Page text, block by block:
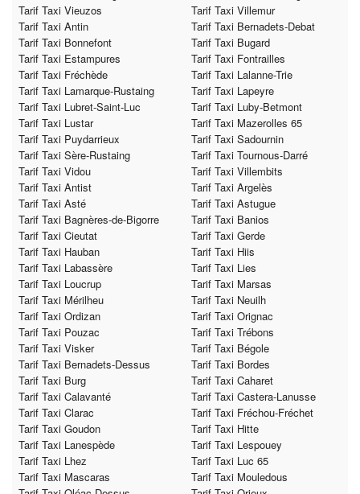
Tarif Taxi Vieuzos
Tarif Taxi Villemur
Tarif Taxi Antin
Tarif Taxi Bernadets-Debat
Tarif Taxi Bonnefont
Tarif Taxi Bugard
Tarif Taxi Estampures
Tarif Taxi Fontrailles
Tarif Taxi Fréchède
Tarif Taxi Lalanne-Trie
Tarif Taxi Lamarque-Rustaing
Tarif Taxi Lapeyre
Tarif Taxi Lubret-Saint-Luc
Tarif Taxi Luby-Betmont
Tarif Taxi Lustar
Tarif Taxi Mazerolles 65
Tarif Taxi Puydarrieux
Tarif Taxi Sadournin
Tarif Taxi Sère-Rustaing
Tarif Taxi Tournous-Darré
Tarif Taxi Vidou
Tarif Taxi Villembits
Tarif Taxi Antist
Tarif Taxi Argelès
Tarif Taxi Asté
Tarif Taxi Astugue
Tarif Taxi Bagnères-de-Bigorre
Tarif Taxi Banios
Tarif Taxi Cieutat
Tarif Taxi Gerde
Tarif Taxi Hauban
Tarif Taxi Hiis
Tarif Taxi Labassère
Tarif Taxi Lies
Tarif Taxi Loucrup
Tarif Taxi Marsas
Tarif Taxi Mérilheu
Tarif Taxi Neuilh
Tarif Taxi Ordizan
Tarif Taxi Orignac
Tarif Taxi Pouzac
Tarif Taxi Trébons
Tarif Taxi Visker
Tarif Taxi Bégole
Tarif Taxi Bernadets-Dessus
Tarif Taxi Bordes
Tarif Taxi Burg
Tarif Taxi Caharet
Tarif Taxi Calavanté
Tarif Taxi Castera-Lanusse
Tarif Taxi Clarac
Tarif Taxi Fréchou-Fréchet
Tarif Taxi Goudon
Tarif Taxi Hitte
Tarif Taxi Lanespède
Tarif Taxi Lespouey
Tarif Taxi Lhez
Tarif Taxi Luc 65
Tarif Taxi Mascaras
Tarif Taxi Mouledous